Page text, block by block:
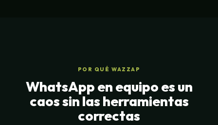
POR QUÉ WAZZAP
WhatsApp en equipo es un
caos sin las herramientas
correctas